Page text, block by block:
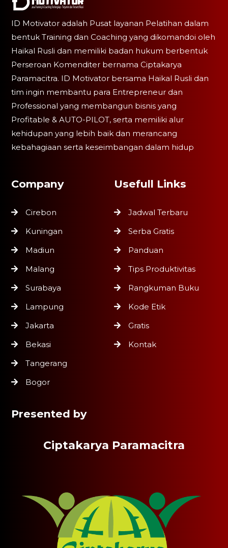
ID Motivator adalah Pusat layanan Pelatihan dalam
bentuk Training dan Coaching yang dikomandoi oleh
Haikal Rusli dan memiliki badan hukum berbentuk
Perseroan Komenditer bernama Ciptakarya
Paramacitra. ID Motivator bersama Haikal Rusli dan
tim ingin membantu para Entrepreneur dan
Professional yang membangun bisnis yang
Profitable & AUTO-PILOT, serta memiliki alur
kehidupan yang lebih baik dan merancang
kebahagiaan serta keseimbangan dalam hidup
Company
Cirebon
Kuningan
Madiun
Malang
Surabaya
Lampung
Jakarta
Bekasi
Tangerang
Bogor
Usefull Links
Jadwal Terbaru
Serba Gratis
Panduan
Tips Produktivitas
Rangkuman Buku
Kode Etik
Gratis
Kontak
Presented by
Ciptakarya Paramacitra